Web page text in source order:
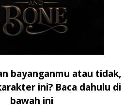
bayanganmu atau tidak,
ini? Baca dahulu di
bawah ini